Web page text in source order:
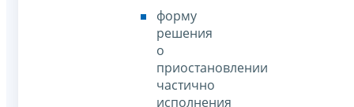
форму
решения
о
приостановлении
частично
исполнения